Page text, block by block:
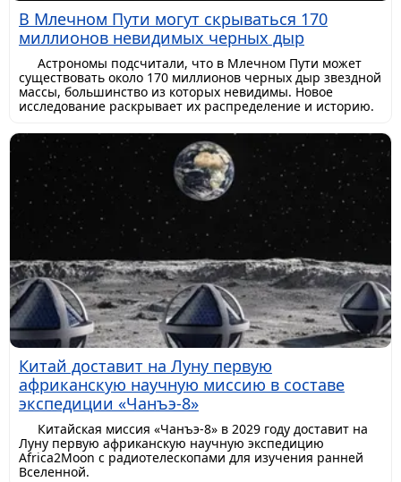
В Млечном Пути могут скрываться 170
миллионов невидимых черных дыр
Астрономы подсчитали, что в Млечном Пути может
существовать около 170 миллионов черных дыр звездной
массы, большинство из которых невидимы. Новое
исследование раскрывает их распределение и историю.
Китай доставит на Луну первую
африканскую научную миссию в составе
экспедиции «Чанъэ-8»
Китайская миссия «Чанъэ-8» в 2029 году доставит на
Луну первую африканскую научную экспедицию
Africa2Moon с радиотелескопами для изучения ранней
Вселенной.